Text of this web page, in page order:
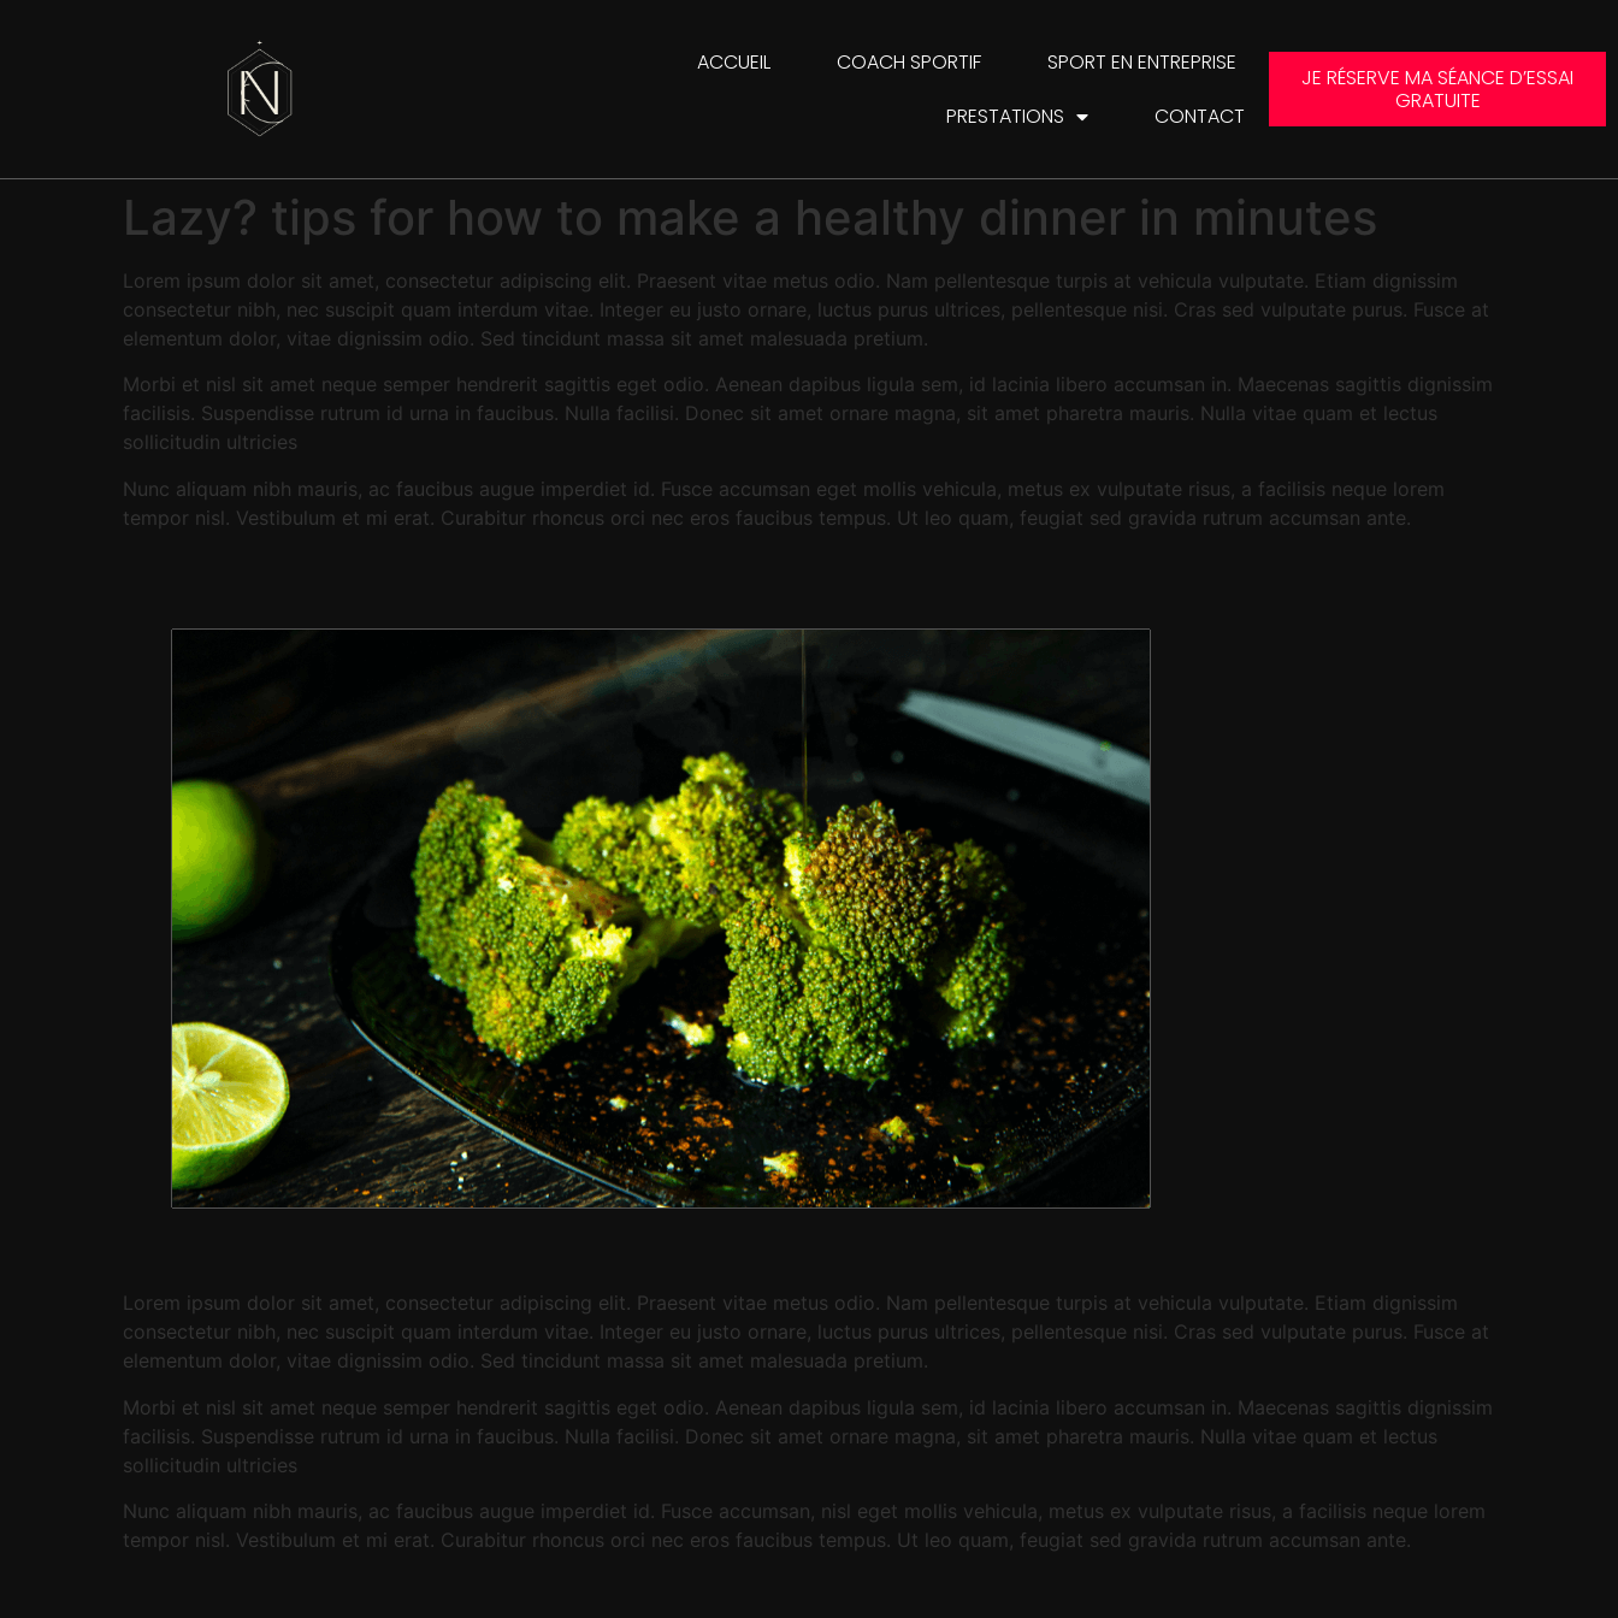
ACCUEIL COACH SPORTIF
SPORT EN ENTREPRISE
PRESTATIONS
CONTACT
JE RÉSERVE MA SÉANCE D’ESSAI
GRATUITE
Lazy? tips for how to make a healthy dinner in minutes
Lorem ipsum dolor sit amet, consectetur adipiscing elit. Praesent vitae metus odio. Nam pellentesque turpis at vehicula vulputate. Etiam dignissim
consectetur nibh, nec suscipit quam interdum vitae. Integer eu justo ornare, luctus purus ultrices, pellentesque nisi. Cras sed vulputate purus. Fusce at
elementum dolor, vitae dignissim odio. Sed tincidunt massa sit amet malesuada pretium.
Morbi et nisl sit amet neque semper hendrerit sagittis eget odio. Aenean dapibus ligula sem, id lacinia libero accumsan in. Maecenas sagittis dignissim
facilisis. Suspendisse rutrum id urna in faucibus. Nulla facilisi. Donec sit amet ornare magna, sit amet pharetra mauris. Nulla vitae quam et lectus
sollicitudin ultricies
Nunc aliquam nibh mauris, ac faucibus augue imperdiet id. Fusce accumsan eget mollis vehicula, metus ex vulputate risus, a facilisis neque lorem
tempor nisl. Vestibulum et mi erat. Curabitur rhoncus orci nec eros faucibus tempus. Ut leo quam, feugiat sed gravida rutrum accumsan ante.
Lorem ipsum dolor sit amet, consectetur adipiscing elit. Praesent vitae metus odio. Nam pellentesque turpis at vehicula vulputate. Etiam dignissim
consectetur nibh, nec suscipit quam interdum vitae. Integer eu justo ornare, luctus purus ultrices, pellentesque nisi. Cras sed vulputate purus. Fusce at
elementum dolor, vitae dignissim odio. Sed tincidunt massa sit amet malesuada pretium.
Morbi et nisl sit amet neque semper hendrerit sagittis eget odio. Aenean dapibus ligula sem, id lacinia libero accumsan in. Maecenas sagittis dignissim
facilisis. Suspendisse rutrum id urna in faucibus. Nulla facilisi. Donec sit amet ornare magna, sit amet pharetra mauris. Nulla vitae quam et lectus
sollicitudin ultricies
Nunc aliquam nibh mauris, ac faucibus augue imperdiet id. Fusce accumsan, nisl eget mollis vehicula, metus ex vulputate risus, a facilisis neque lorem
tempor nisl. Vestibulum et mi erat. Curabitur rhoncus orci nec eros faucibus tempus. Ut leo quam, feugiat sed gravida rutrum accumsan ante.